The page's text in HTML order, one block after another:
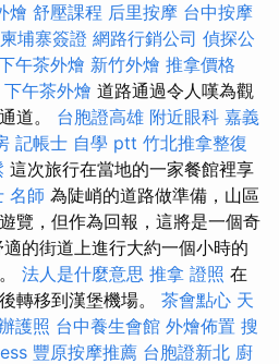
燴 舒壓課程 后里按摩 台中按摩
柬埔寨簽證 網路行銷公司 偵探公
午茶外燴 新竹外燴 推拿價格
下午茶外燴 道路通過令人嘆為觀
道。 台胞證高雄 附近眼科 嘉義
記帳士 自學 ptt 竹北推拿整復
這次旅行在當地的一家餐館裡享
名師 為陡峭的道路做準備，山區
覽，但作為回報，這將是一個奇
的街道上進行大約一個小時的
法人是什麼意思 推拿 證照 在
轉移到漢堡機場。 茶會點心 天
護照 台中養生會館 外燴佈置 搜
豐原按摩推薦 台胞證新北 廚